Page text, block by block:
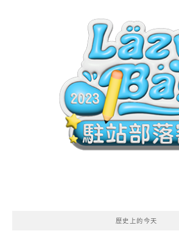
歷史上的今天